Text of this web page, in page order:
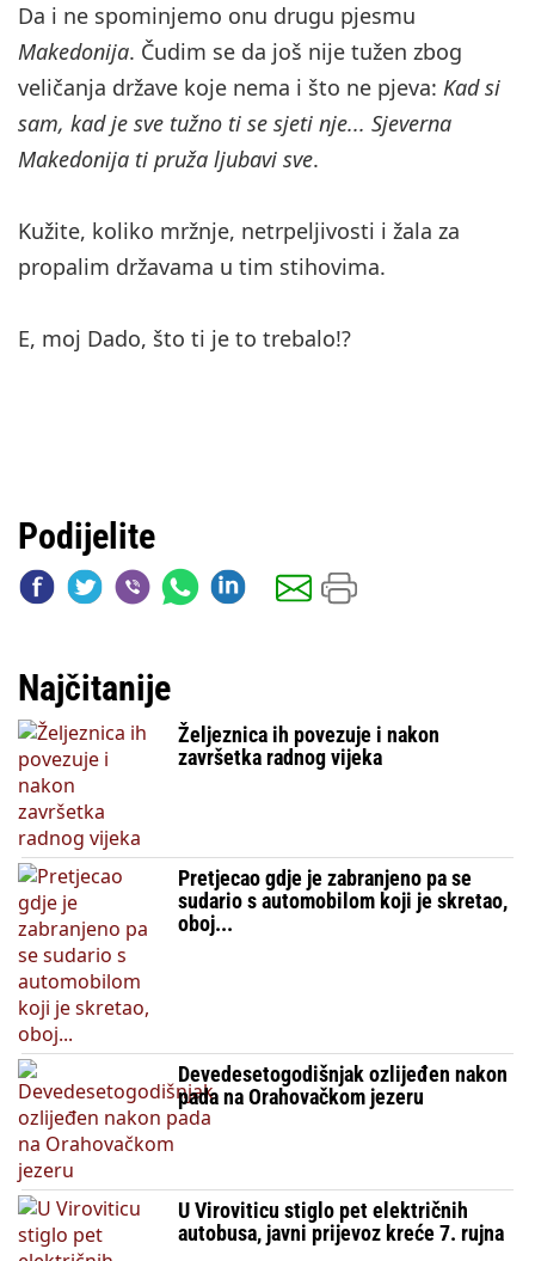
Da i ne spominjemo onu drugu pjesmu
Makedonija. Čudim se da još nije tužen zbog
veličanja države koje nema i što ne pjeva: Kad si
sam, kad je sve tužno ti se sjeti nje... Sjeverna
Makedonija ti pruža ljubavi sve.
Kužite, koliko mržnje, netrpeljivosti i žala za
propalim državama u tim stihovima.
E, moj Dado, što ti je to trebalo!?
Podijelite
Najčitanije
Željeznica ih povezuje i nakon
završetka radnog vijeka
Pretjecao gdje je zabranjeno pa se
sudario s automobilom koji je skretao,
oboj...
Devedesetogodišnjak ozlijeđen nakon
pada na Orahovačkom jezeru
U Viroviticu stiglo pet električnih
autobusa, javni prijevoz kreće 7. rujna